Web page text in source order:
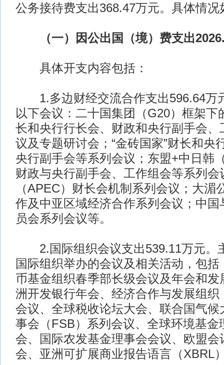
公务接待费支出368.47万元。具体情况
（一）因公出国（境）费支出
具体开支内容包括：
1.多边财经交流合作支出596.64万
以下会议：二十国集团（G20）框架下
长和央行行长会、财政和央行副手会、
议及专题研讨会；“金砖国家”财长和央
央行副手会等系列会议；东盟+中日韩
财政与央行副手会、工作组会等系列
（APEC）财长会机制系列会议；大湄
作及中亚区域经济合作系列会议；中国
员会系列会议等。
2.国际组织会议支出539.11万元。
国际组织举办的会议及相关活动，包
币基金组织春季部长级会议及年会和发
洲开发银行年会、经济合作与发展组织
会议、全球税收论坛大会、联合国气候
事会（FSB）系列会议、全球环境基金
会、国际农发基金理事会会议、欧盟会
会、亚洲可扩展商业报告语言（XBRL